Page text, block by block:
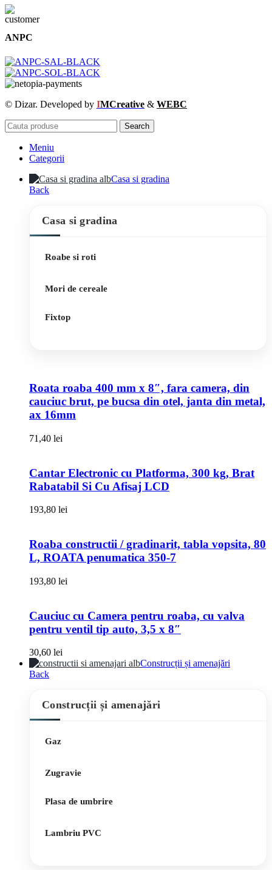
ANPC
© Dizar. Developed by IMCreative & WEBC
Search
Meniu
Categorii
Casa si gradina
Back
Casa si gradina
Roabe si roti
Mori de cereale
Fixtop
Roata roaba 400 mm x 8″, fara camera, din
cauciuc brut, pe bucsa din otel, janta din metal,
ax 16mm
71,40 lei
Cantar Electronic cu Platforma, 300 kg, Brat
Rabatabil Si Cu Afisaj LCD
193,80 lei
Roaba constructii / gradinarit, tabla vopsita, 80
L, ROATA penumatica 350-7
193,80 lei
Cauciuc cu Camera pentru roaba, cu valva
pentru ventil tip auto, 3,5 x 8″
30,60 lei
Construcții și amenajări
Back
Construcții și amenajări
Gaz
Zugravie
Plasa de umbrire
Lambriu PVC